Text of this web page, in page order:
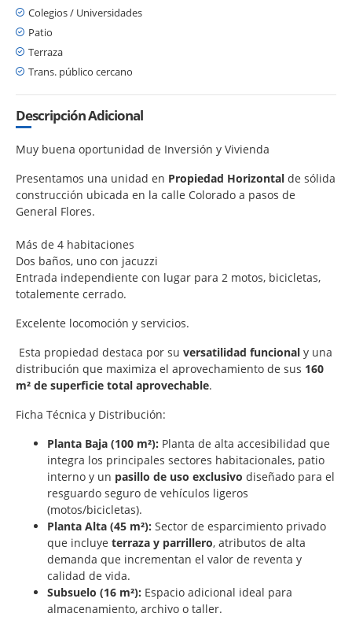
Colegios / Universidades
Patio
Terraza
Trans. público cercano
Descripción Adicional
Muy buena oportunidad de Inversión y Vivienda
Presentamos una unidad en Propiedad Horizontal de sólida
construcción ubicada en la calle Colorado a pasos de
General Flores.
Más de 4 habitaciones
Dos baños, uno con jacuzzi
Entrada independiente con lugar para 2 motos, bicicletas,
totalemente cerrado.
Excelente locomoción y servicios.
Esta propiedad destaca por su versatilidad funcional y una
distribución que maximiza el aprovechamiento de sus 160
m² de superficie total aprovechable.
Ficha Técnica y Distribución:
Planta Baja (100 m²): Planta de alta accesibilidad que
integra los principales sectores habitacionales, patio
interno y un pasillo de uso exclusivo diseñado para el
resguardo seguro de vehículos ligeros
(motos/bicicletas).
Planta Alta (45 m²): Sector de esparcimiento privado
que incluye terraza y parrillero, atributos de alta
demanda que incrementan el valor de reventa y
calidad de vida.
Subsuelo (16 m²): Espacio adicional ideal para
almacenamiento, archivo o taller.